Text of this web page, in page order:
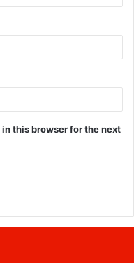
this browser for the next